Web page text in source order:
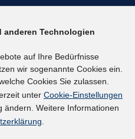
anderen Technologien
auf Ihre Bedürfnisse
wir sogenannte Cookies ein.
Cookies Sie zulassen.
unter Cookie-Einstellungen
ändern. Weitere Informationen
.